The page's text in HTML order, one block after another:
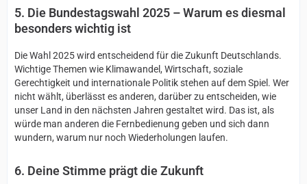
5. Die Bundestagswahl 2025 – Warum es diesmal
besonders wichtig ist
Die Wahl 2025 wird entscheidend für die Zukunft Deutschlands.
Wichtige Themen wie Klimawandel, Wirtschaft, soziale
Gerechtigkeit und internationale Politik stehen auf dem Spiel. Wer
nicht wählt, überlässt es anderen, darüber zu entscheiden, wie
unser Land in den nächsten Jahren gestaltet wird. Das ist, als
würde man anderen die Fernbedienung geben und sich dann
wundern, warum nur noch Wiederholungen laufen.
6. Deine Stimme prägt die Zukunft